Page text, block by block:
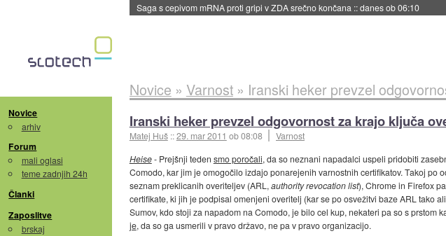
Saga s cepivom mRNA proti gripi v ZDA srečno končana ::danes ob 06:10
Novice
arhiv
Forum
mali oglasi
teme zadnjih 24h
Članki
Zaposlitve
brskaj
Novice » Varnost» Iranski heker prevzel
Iranski heker prevzel odgovornost za krajo ključa
Matej Huš ::29. mar 2011 ob 08:08 Varnost
Heise- Prejšnji teden smo poročali, da so neznani napadalci uspeli pridobiti
Comodo, kar jim je omogočilo izdajo ponarejenih varnostnih certifikatov. Takoj po
seznam preklicanih overiteljev (ARL, authority revocation list), Chrome in Firefox
certifikate, ki jih je podpisal omenjeni overitelj (kar se po osvežitvi baze ARL tako
Sumov, kdo stoji za napadom na Comodo, je bilo cel kup, nekateri pa so s prstom
je, da so ga usmerili v pravo državo, ne pa v pravo organizacijo.